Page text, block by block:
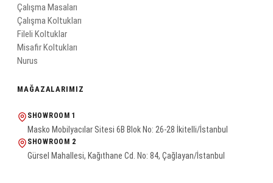
Çalışma Masaları
Çalışma Koltukları
Fileli Koltuklar
Misafir Koltukları
Nurus
MAĞAZALARIMIZ
SHOWROOM 1
Masko Mobilyacılar Sitesi 6B Blok No: 26-28 İkitelli/İstanbul
SHOWROOM 2
Gürsel Mahallesi, Kağıthane Cd. No: 84, Çağlayan/İstanbul